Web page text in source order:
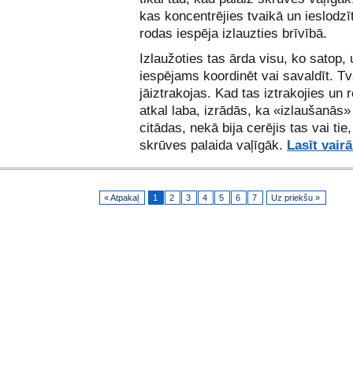
kas koncentrējies tvaikā un
rodas iespēja izlauzties brīvībā.
Izlaužoties tas ārda visu, ko satop,
iespējams koordinēt vai savaldīt.
jāiztrakojas. Kad tas iztrakojies un
atkal laba, izrādās, ka
citādas, nekā bija cerējis tas vai
skrūves palaida vaļīgāk. Lasīt
« Atpakaļ 1 2 3 4 5 6 7 Uz priekšu »